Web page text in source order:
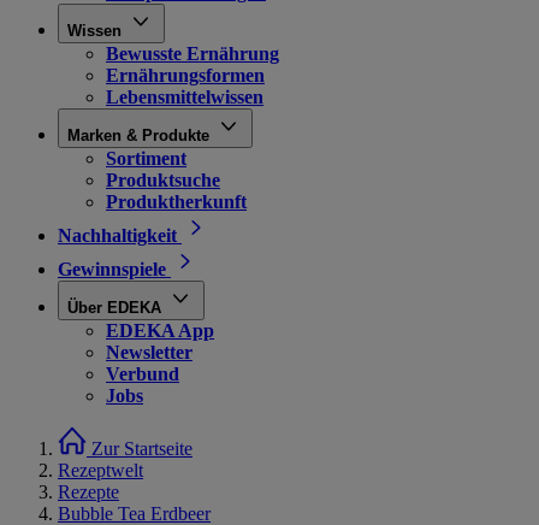
Wissen
Bewusste Ernährung
Ernährungsformen
Lebensmittelwissen
Marken & Produkte
Sortiment
Produktsuche
Produktherkunft
Nachhaltigkeit
Gewinnspiele
Über EDEKA
EDEKA App
Newsletter
Verbund
Jobs
Zur Startseite
Rezeptwelt
Rezepte
Bubble Tea Erdbeer